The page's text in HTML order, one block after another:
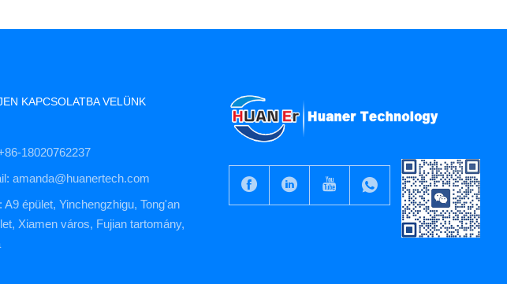
KAPCSOLATBA VELÜNK
18020762237
amanda@huanertech.com
A9 épület, Yinchengzhigu, Tong'an
Xiamen város, Fujian tartomány,